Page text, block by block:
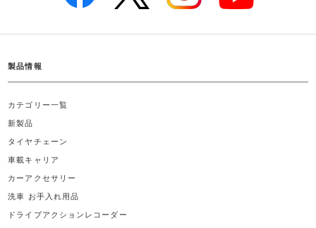
製品情報
カテゴリー一覧
新製品
タイヤチェーン
車載キャリア
カーアクセサリー
洗車 お手入れ用品
ドライブアクションレコーダー